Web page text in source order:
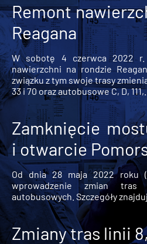
Remont
Reagana
W sobotę 4 czerwca 2022
nawierzchni na rondzie
związku z tym swoje trasy
33 i 70 oraz autobusowe C, D,
Zamknięcie
i otwarcie
Od dnia 28 maja 2022 roku
wprowadzenie zmian
autobusowych. Szczegóły
Zmiany tras linii 8,